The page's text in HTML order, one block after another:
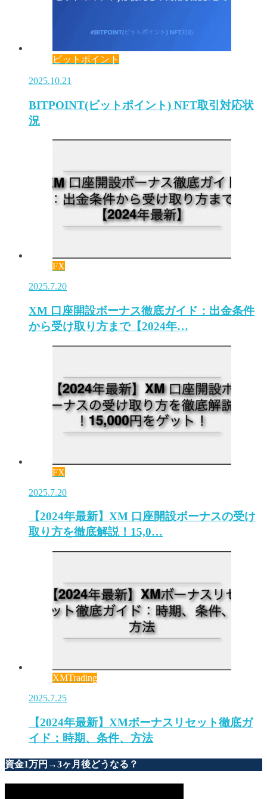
ビットポイント
2025.10.21
BITPOINT(ビットポイント) NFT取引対応状
況
FX
2025.7.20
XM 口座開設ボーナス徹底ガイド：出金条件
から受け取り方まで【2024年…
FX
2025.7.20
【2024年最新】XM 口座開設ボーナスの受け
取り方を徹底解説！15,0…
XMTrading
2025.7.25
【2024年最新】XMボーナスリセット徹底ガ
イド：時期、条件、方法
資金1万円→3ヶ月後どうなる？